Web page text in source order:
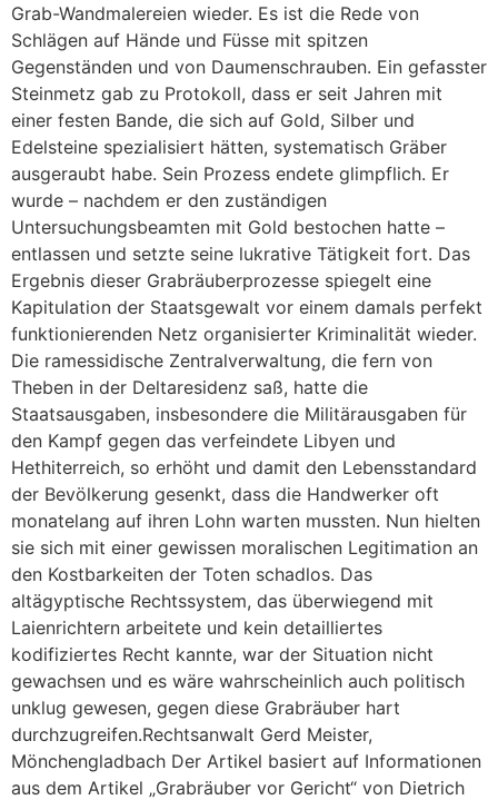
Grab-Wandmalereien wieder. Es ist die Rede von
Schlägen auf Hände und Füsse mit spitzen
Gegenständen und von Daumenschrauben. Ein gefasster
Steinmetz gab zu Protokoll, dass er seit Jahren mit
einer festen Bande, die sich auf Gold, Silber und
Edelsteine spezialisiert hätten, systematisch Gräber
ausgeraubt habe. Sein Prozess endete glimpflich. Er
wurde – nachdem er den zuständigen
Untersuchungsbeamten mit Gold bestochen hatte –
entlassen und setzte seine lukrative Tätigkeit fort. Das
Ergebnis dieser Grabräuberprozesse spiegelt eine
Kapitulation der Staatsgewalt vor einem damals perfekt
funktionierenden Netz organisierter Kriminalität wieder.
Die ramessidische Zentralverwaltung, die fern von
Theben in der Deltaresidenz saß, hatte die
Staatsausgaben, insbesondere die Militärausgaben für
den Kampf gegen das verfeindete Libyen und
Hethiterreich, so erhöht und damit den Lebensstandard
der Bevölkerung gesenkt, dass die Handwerker oft
monatelang auf ihren Lohn warten mussten. Nun hielten
sie sich mit einer gewissen moralischen Legitimation an
den Kostbarkeiten der Toten schadlos. Das
altägyptische Rechtssystem, das überwiegend mit
Laienrichtern arbeitete und kein detailliertes
kodifiziertes Recht kannte, war der Situation nicht
gewachsen und es wäre wahrscheinlich auch politisch
unklug gewesen, gegen diese Grabräuber hart
durchzugreifen.Rechtsanwalt Gerd Meister,
Mönchengladbach Der Artikel basiert auf Informationen
aus dem Artikel „Grabräuber vor Gericht“ von Dietrich